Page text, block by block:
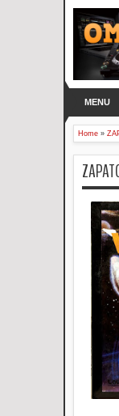
MENU
Home »